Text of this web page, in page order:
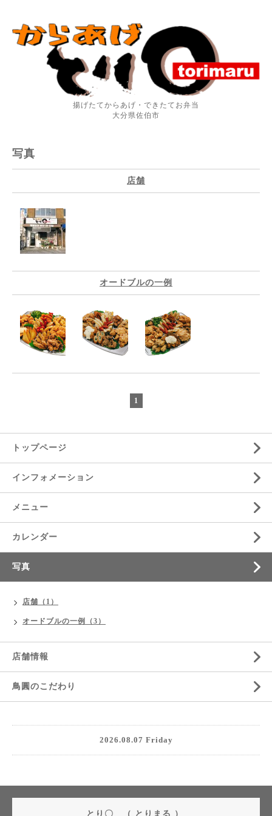
揚げたてからあげ・できたてお弁当
大分県佐伯市
写真
店舗
オードブルの一例
1
トップページ
インフォメーション
メニュー
カレンダー
写真
店舗（1）
オードブルの一例（3）
店舗情報
鳥圓のこだわり
2026.08.07 Friday
とり〇 （ とりまる ）